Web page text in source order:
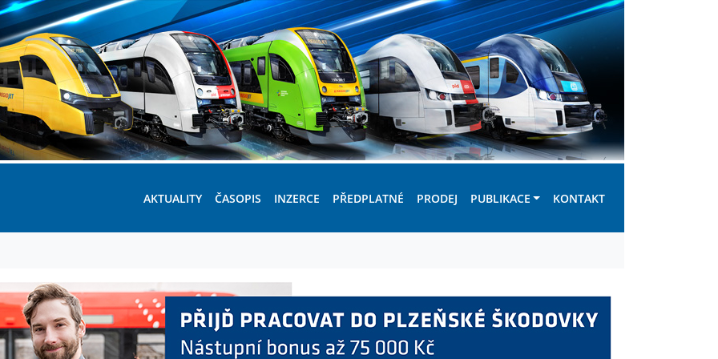
AKTUALITY ČASOPIS INZERCE PŘEDPLATNÉ PRODEJ PUBLIKACE KONTAKT